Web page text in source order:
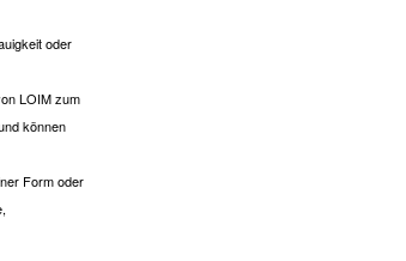
oder
LOIM zum
können
Form oder